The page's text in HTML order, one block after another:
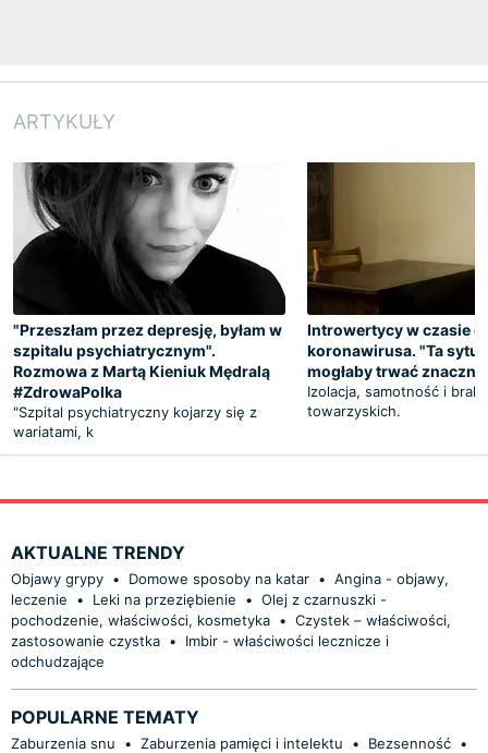
ARTYKUŁY
"Przeszłam przez depresję, byłam w
szpitalu psychiatrycznym".
Rozmowa z Martą Kieniuk Mędralą
#ZdrowaPolka
"Szpital psychiatryczny kojarzy się z
wariatami, k
Introwertycy w czasie
koronawirusa. "Ta
mogłaby trwać
Izolacja, samotność i brak
towarzyskich.
AKTUALNE TRENDY
Objawy grypy • Domowe sposoby na katar • Angina - objawy,
leczenie
• Leki na przeziębienie • Olej z czarnuszki -
pochodzenie, właściwości, kosmetyka • Czystek – właściwości,
zastosowanie czystka •
Imbir - właściwości lecznicze i
odchudzające
POPULARNE TEMATY
Zaburzenia snu • Zaburzenia pamięci i intelektu • Bezsenność •